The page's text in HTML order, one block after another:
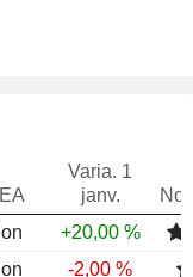
Varia. 1
janv.
+20,00 %
-2,00 %